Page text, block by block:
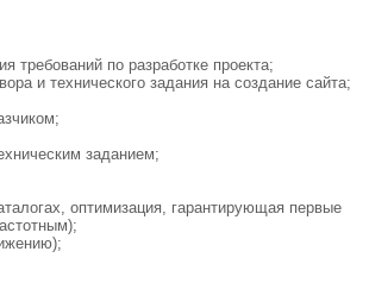
требований по разработке проекта;
и технического задания на создание сайта;
заданием;
оптимизация, гарантирующая первые